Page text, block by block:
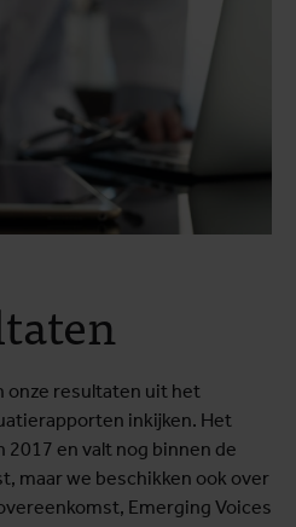
onze resultaten uit het
inkijken. Het
en valt nog binnen de
maar we beschikken ook over
Emerging Voices